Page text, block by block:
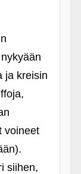
ja kreisin
voineet
siihen,